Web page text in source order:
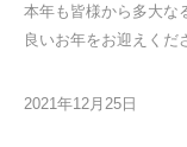
本年も皆様から多大な
良いお年をお迎えくだ
2021年12月25日